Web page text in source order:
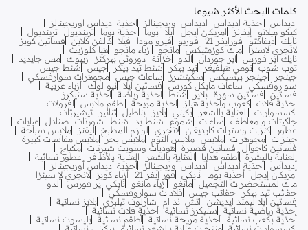
كلمات البحث الأكثر شيوعا
اديداس احذية اديداس اديداس اوريجينالز
احذية اديداس اوريجينالز
كيكو ميلانو
إيفانز امريكان ايجل ايلا بوما احذية بوما ترينديول ترينديول
نايك ديفاكتو فورايفر 21 فوريو فيرو مودا فيلا كالفن كلاين فساتين كويز
لانجري لاسنزا
ماك كوزمتيكس مانجو ازياء مانجو
هيا كلوزيت
نايك اير فورس
اير جوردان الدو خزانة دوروثي بيركنز ريبوك مس جايديد
توب شوب تومي هيلفيغر تيد بيكر شنط تيد بيكر جيس
شنط جيس
جينجر
جينجر بيسيكس سكيتشرز ساعات جيس مجوهرات سوارفسكي
سواروفسكي
ساعات مايكل كورس فساتين ايلا نيو لوك أزياء عربية
فساتين
فساتين سهرة بلايز شنط احذية رياضة
احذية سنيكرز
احذية فلات كعوب واحذية هيلز احذية مريحة اطقم ملابس
افرولات
اكسسوارات
العناية بالشعر بكيني بلايز بناطيل تنانير
تيشيرتات
جاكيتات و معاطف
ساعات شموع شنط يد شنط شورتات صنادل
عبايات
عطور
كنزات وسترات كارديغان لانجري لوازم المطبخ ليقنز
ملابس سباحة
جينزات مجوهرات ملابس ملابس النوم ملابس بحر ملابس مقاسات كبيرة
فساتين كاجوال
فساتين قصيرة هوديات وسويت شيرتات مكياج
العناية بالبشرة أطقم هدايا العناية بالشعر العناية بالأظافر
عطور نسائية
أديداس أحذية أديداس أديداس أوريجينالز
أحذية أديداس أوريجينالز
أمريكان إيجل أحذية بوما نايكي فور إيفر 21 أزياء كويز
لانجري لا سينزا
ماك لمستحضرات التجميل مانغو أزياء مانغو نايكي اير فورس ألدو
حقائب تيد بيكر
حقائب جيس
قلادات سواروفسكي
فساتين ايلا ليمتد ايديشن
اتش اند ام شارلوت تيلبري بلايز نسائية
أحذية رياضية نسائية
سنيكرز نسائية أحذية فلات نسائية
أحذية بكعب نسائية أحذية مريحة نسائية أطقم نسائية بليسوت نسائية
اكسسوارات نسائية منتجات عناية بالشعر نسائية بيكيني نسائية